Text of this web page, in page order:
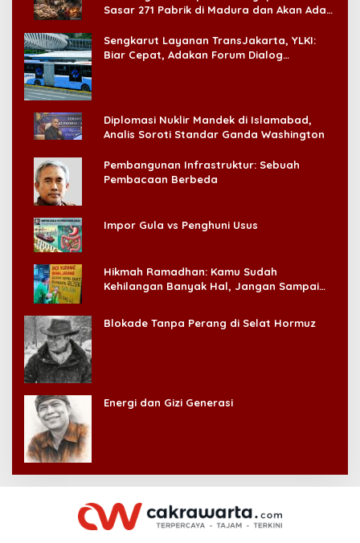
Sasar 271 Pabrik di Madura dan Akan Ada
Sengkarut Layanan TransJakarta, YLKI:
Biar Cepat, Adakan Forum Dialog
Diplomasi Nuklir Mandek di Islamabad,
Analis Soroti Standar Ganda Washington
Pembangunan Infrastruktur: Sebuah
Pembacaan Berbeda
Impor Gula vs Penghuni Usus
Hikmah Ramadhan: Kamu Sudah
Kehilangan Banyak Hal, Jangan Sampai
Blokade Tanpa Perang di Selat Hormuz
Energi dan Gizi Generasi